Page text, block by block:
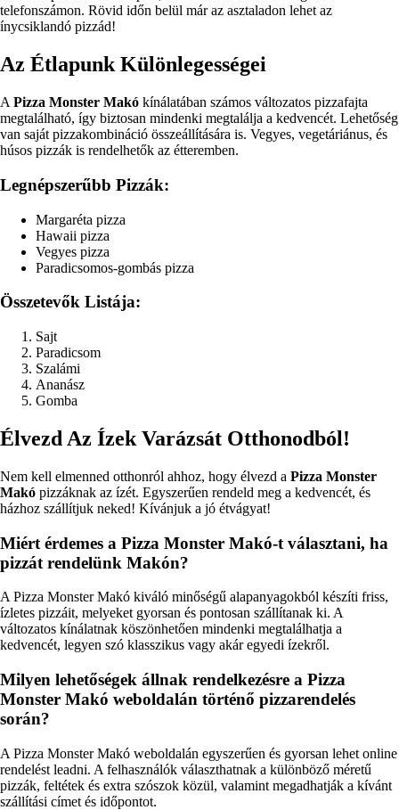
telefonszámon. Rövid időn belül már az asztaladon lehet az
ínycsiklandó pizzád!
Az Étlapunk Különlegességei
A Pizza Monster Makó kínálatában számos változatos pizzafajta
megtalálható, így biztosan mindenki megtalálja a kedvencét. Lehetőség
van saját pizzakombináció összeállítására is. Vegyes, vegetáriánus, és
húsos pizzák is rendelhetők az étteremben.
Legnépszerűbb Pizzák:
Margaréta pizza
Hawaii pizza
Vegyes pizza
Paradicsomos-gombás pizza
Összetevők Listája:
Sajt
Paradicsom
Szalámi
Ananász
Gomba
Élvezd Az Ízek Varázsát Otthonodból!
Nem kell elmenned otthonról ahhoz, hogy élvezd a Pizza Monster
Makó pizzáknak az ízét. Egyszerűen rendeld meg a kedvencét, és
házhoz szállítjuk neked! Kívánjuk a jó étvágyat!
Miért érdemes a Pizza Monster Makó-t választani, ha
pizzát rendelünk Makón?
A Pizza Monster Makó kiváló minőségű alapanyagokból készíti friss,
ízletes pizzáit, melyeket gyorsan és pontosan szállítanak ki. A
változatos kínálatnak köszönhetően mindenki megtalálhatja a
kedvencét, legyen szó klasszikus vagy akár egyedi ízekről.
Milyen lehetőségek állnak rendelkezésre a Pizza
Monster Makó weboldalán történő pizzarendelés
során?
A Pizza Monster Makó weboldalán egyszerűen és gyorsan lehet online
rendelést leadni. A felhasználók választhatnak a különböző méretű
pizzák, feltétek és extra szószok közül, valamint megadhatják a kívánt
szállítási címet és időpontot.